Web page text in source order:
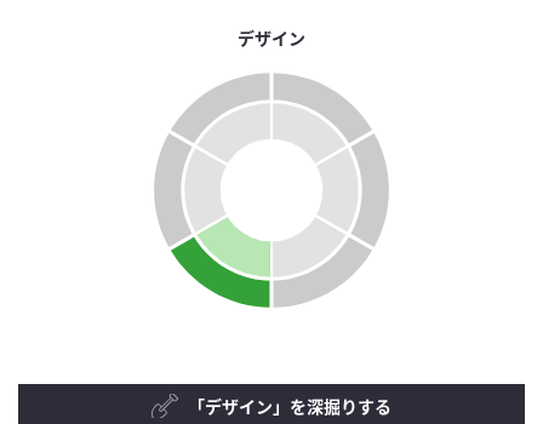
デザイン
「デザイン」を深掘りする